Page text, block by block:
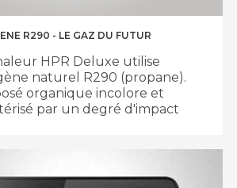
R290 - LE GAZ DU FUTUR
HPR Deluxe utilise
naturel R290 (propane).
organique incolore et
par un degré d'impact